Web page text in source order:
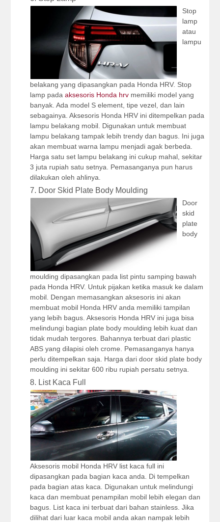
Stop
lamp
atau
lampu
belakang yang dipasangkan pada Honda HRV. Stop
lamp pada aksesoris Honda hrvmemiliki model yang
banyak. Ada model S element, tipe vezel, dan lain
sebagainya. Aksesoris Honda HRV ini ditempelkan pada
lampu belakang mobil. Digunakan untuk membuat
lampu belakang tampak lebih trendy dan bagus. Ini juga
akan membuat warna lampu menjadi agak berbeda.
Harga satu set lampu belakang ini cukup mahal, sekitar
3 juta rupiah satu setnya. Pemasanganya pun harus
dilakukan oleh ahlinya.
7. Door Skid Plate Body Moulding
Door
skid
plate
body
moulding dipasangkan pada list pintu samping bawah
pada Honda HRV. Untuk pijakan ketika masuk ke dalam
mobil. Dengan memasangkan aksesoris ini akan
membuat mobil Honda HRV anda memiliki tampilan
yang lebih bagus. Aksesoris Honda HRV ini juga bisa
melindungi bagian plate body moulding lebih kuat dan
tidak mudah tergores. Bahannya terbuat dari plastic
ABS yang dilapisi oleh crome. Pemasanganya hanya
perlu ditempelkan saja. Harga dari door skid plate body
moulding ini sekitar 600 ribu rupiah persatu setnya.
8. List Kaca Full
Aksesoris mobil Honda HRV list kaca full ini
dipasangkan pada bagian kaca anda. Di tempelkan
pada bagian atas kaca. Digunakan untuk melindungi
kaca dan membuat penampilan mobil lebih elegan dan
bagus. List kaca ini terbuat dari bahan stainless. Jika
dilihat dari luar kaca mobil anda akan nampak lebih